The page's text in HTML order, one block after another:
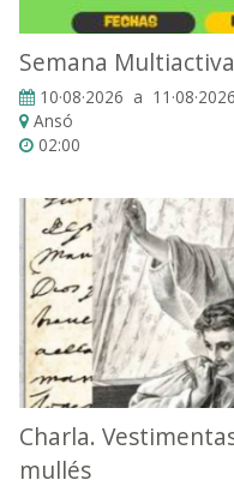
Semana
10·08·2026 a 11·08·2026
Ansó
02:00
Charla.
mullés